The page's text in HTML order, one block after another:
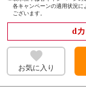
各キャンペーンの適用状況に
ございます。
d
お気に入り